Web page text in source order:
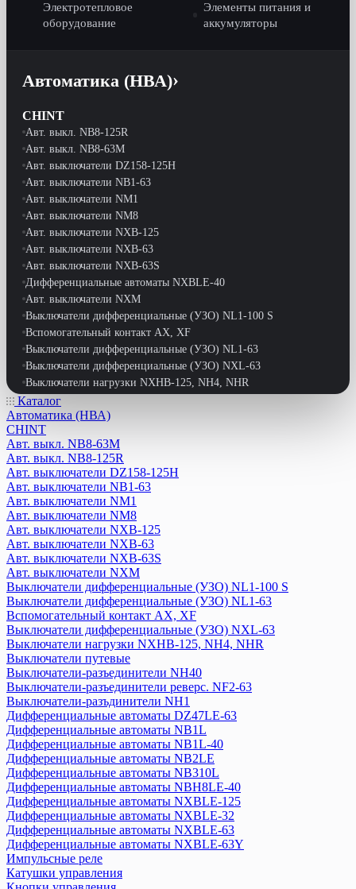
Электротепловое
оборудование
Элементы питания и
аккумуляторы
Автоматика (НВА)
CHINT
Авт. выкл. NB8-125R
Авт. выкл. NB8-63M
Авт. выключатели DZ158-125H
Авт. выключатели NB1-63
Авт. выключатели NM1
Авт. выключатели NM8
Авт. выключатели NXB-125
Авт. выключатели NXB-63
Авт. выключатели NXB-63S
Дифференциальные автоматы NXBLE-40
Авт. выключатели NXM
Выключатели дифференциальные (УЗО) NL1-100 S
Вспомогательный контакт АХ, XF
Выключатели дифференциальные (УЗО) NL1-63
Выключатели дифференциальные (УЗО) NXL-63
Выключатели нагрузки NXHB-125, NH4, NHR
Выключатели путевые
Выключатели-разъединители NH40
Выключатели-разъединители реверс. NF2-63
Выключатели-разъдинители NH1
Дифференциальные автоматы DZ47LE-63
Дифференциальные автоматы NB1L
Дифференциальные автоматы NB1L-40
Дифференциальные автоматы NB2LE
Дифференциальные автоматы NB310L
Дифференциальные автоматы NBH8LE-40
Дифференциальные автоматы NXBLE-125
Дифференциальные автоматы NXBLE-32
Дифференциальные автоматы NXBLE-63
Дифференциальные автоматы NXBLE-63Y
Импульсные реле
Катушки управления
Кнопки управления
Контакторы, пускатели
Модульные переключатели NZK1-32
Оборудование для защиты и управления двигателем
Кулачковый переключатель LW
Оборудование сигнализации и управления
Плавкие вставки
Расцепитель независимый
Реле времени
Розетки на din-рейку
Рубильники
Тепловое реле
Трансформаторы
Реле напряжения
Каталог
Автоматика (НВА)
CHINT
Авт. выкл. NB8-63M
Авт. выкл. NB8-125R
Авт. выключатели DZ158-125H
Авт. выключатели NB1-63
Авт. выключатели NM1
Авт. выключатели NM8
Авт. выключатели NXB-125
Авт. выключатели NXB-63
Авт. выключатели NXB-63S
Авт. выключатели NXM
Выключатели дифференциальные (УЗО) NL1-100 S
Выключатели дифференциальные (УЗО) NL1-63
Вспомогательный контакт АХ, XF
Выключатели дифференциальные (УЗО) NXL-63
Выключатели нагрузки NXHB-125, NH4, NHR
Выключатели путевые
Выключатели-разъединители NH40
Выключатели-разъединители реверс. NF2-63
Выключатели-разъдинители NH1
Дифференциальные автоматы DZ47LE-63
Дифференциальные автоматы NB1L
Дифференциальные автоматы NB1L-40
Дифференциальные автоматы NB2LE
Дифференциальные автоматы NB310L
Дифференциальные автоматы NBH8LE-40
Дифференциальные автоматы NXBLE-125
Дифференциальные автоматы NXBLE-32
Дифференциальные автоматы NXBLE-63
Дифференциальные автоматы NXBLE-63Y
Импульсные реле
Катушки управления